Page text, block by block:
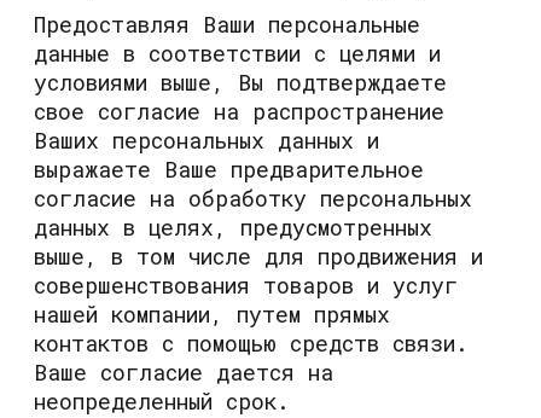
Предоставляя Ваши персональные
данные в соответствии с целями и
условиями выше, Вы подтверждаете
свое согласие на распространение
Ваших персональных данных и
выражаете Ваше предварительное
согласие на обработку персональных
данных в целях, предусмотренных
выше, в том числе для продвижения и
совершенствования товаров и услуг
нашей компании, путем прямых
контактов с помощью средств связи.
Ваше согласие дается на
неопределенный срок.